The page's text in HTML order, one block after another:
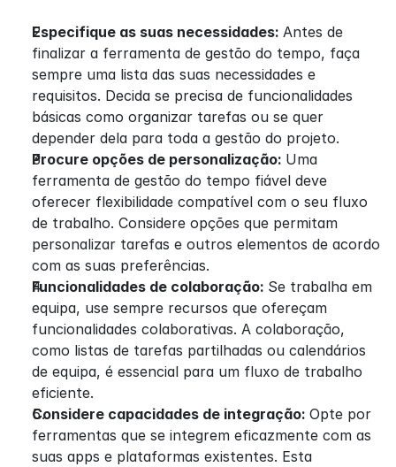
Especifique as suas necessidades: Antes de
finalizar a ferramenta de gestão do tempo, faça
sempre uma lista das suas necessidades e
requisitos. Decida se precisa de funcionalidades
básicas como organizar tarefas ou se quer
depender dela para toda a gestão do projeto.
Procure opções de personalização: Uma
ferramenta de gestão do tempo fiável deve
oferecer flexibilidade compatível com o seu fluxo
de trabalho. Considere opções que permitam
personalizar tarefas e outros elementos de acordo
com as suas preferências.
Funcionalidades de colaboração: Se trabalha em
equipa, use sempre recursos que ofereçam
funcionalidades colaborativas. A colaboração,
como listas de tarefas partilhadas ou calendários
de equipa, é essencial para um fluxo de trabalho
eficiente.
Considere capacidades de integração: Opte por
ferramentas que se integrem eficazmente com as
suas apps e plataformas existentes. Esta